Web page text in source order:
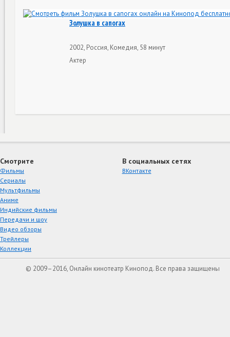
Золушка в сапогах
2002, Россия, Комедия, 58 минут
Актер
Смотрите
Фильмы
Сериалы
Мультфильмы
Аниме
Индийские фильмы
Передачи и шоу
Видео обзоры
Трейлеры
Коллекции
В социальных сетях
ВКонтакте
© 2009–2016, Онлайн кинотеатр Кинопод. Все права защищены